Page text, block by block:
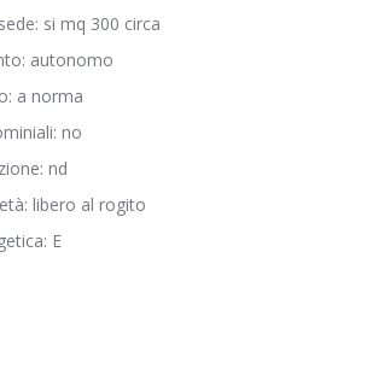
si mq 300 circa
autonomo
a norma
no
nd
libero al rogito
E